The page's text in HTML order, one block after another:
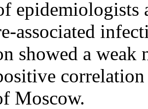
epidemiologists
associated
showed a
Moscow.